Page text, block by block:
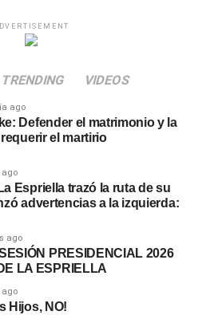
TRENDING VIDEOS
ago
Defender el matrimonio y la
el martirio
ago
Espriella trazó la ruta de su
advertencias a la izquierda:
ago
PRESIDENCIAL 2026
LA ESPRIELLA
ago
Hijos, NO!